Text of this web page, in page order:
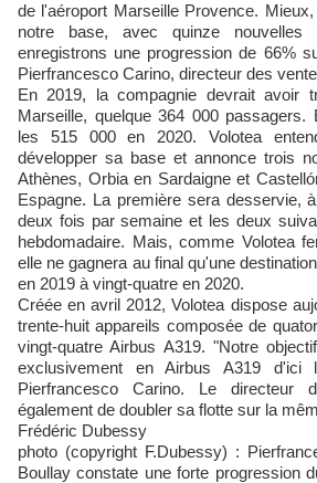
de l'aéroport Marseille Provence.
notre base, avec quinze nouvelles
enregistrons une progression de 66%
Pierfrancesco Carino, directeur des
En 2019, la compagnie devrait avoir
Marseille, quelque 364 000 passagers.
les 515 000 en 2020. Volotea
développer sa base et annonce trois
Athènes, Orbia en Sardaigne et
Espagne. La première sera desservie,
deux fois par semaine et les deux
hebdomadaire. Mais, comme Volotea
elle ne gagnera au final qu'une
en 2019 à vingt-quatre en 2020.
Créée en avril 2012, Volotea dispose
trente-huit appareils composée de
vingt-quatre Airbus A319. "Notre
exclusivement en Airbus A319 d'ici
Pierfrancesco Carino. Le directeur
également de doubler sa flotte sur la
Frédéric Dubessy
photo (copyright F.Dubessy) :
Boullay constate une forte progression